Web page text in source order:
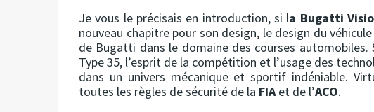
Je vous le précisais en introduction, si la Bugatti
nouveau chapitre pour son design, le design du
de Bugatti dans le domaine des courses
Type 35, l’esprit de la compétition et l’usage des
dans un univers mécanique et sportif indéniable.
toutes les règles de sécurité de la FIAet de l’ACO.